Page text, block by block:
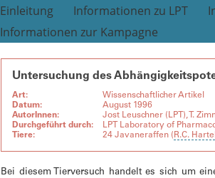
Einleitung Informationen zu LPT
Informationen zur Kampagne
Untersuchung des
Art:
Wissenschaftlicher Artikel
Datum:
August 1996
AutorInnen:
Jost Leuschner (LPT), T.
Durchgeführt durch:
LPT Laboratory of
Tiere:
24 Javaneraffen ( R.C.
Bei diesem Tierversuch handelt es sich um